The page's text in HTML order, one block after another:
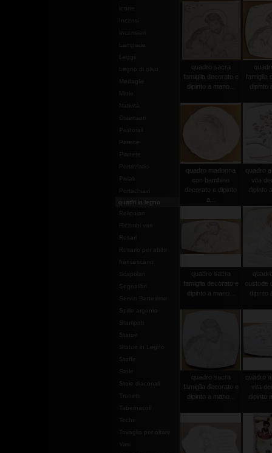
Leggii
Legno di olivo
Medaglie
Mitrie
Natività
Ostensori
Pastorali
Patene
Pianete
Portaviatici
Piviali
Portachiavi
quadri in legno
Reliquiari
Ricambi vari
Rosari
Rosario per abito
francescano
Scapolari
Segnalibri
Servizi Battesimo
Spille argento
Stampati
Statue
Statue in Legno
Stoffe
Stole
Stole diaconali
Tabernacoli
quadro sacra
famiglia decorato e
dipinto a mano...
famiglia
dipinto
quadro madonna
con bambino
decorato e dipinto
a...
quadro
vita
dipinto
quadro sacra
famiglia decorato e
dipinto a mano...
custode
dipinto
quadro sacra
famiglia decorato e
dipinto a mano...
quadro
vita
dipinto